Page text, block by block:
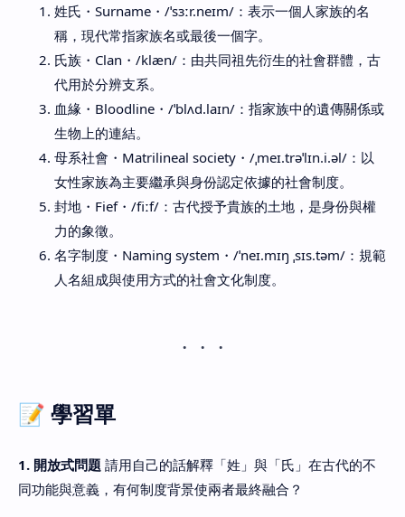
姓氏・Surname・/ˈsɜːr.neɪm/：表示一個人家族的名
稱，現代常指家族名或最後一個字。
氏族・Clan・/klæn/：由共同祖先衍生的社會群體，古
代用於分辨支系。
血緣・Bloodline・/ˈblʌd.laɪn/：指家族中的遺傳關係或
生物上的連結。
母系社會・Matrilineal society・/ˌmeɪ.trəˈlɪn.i.əl/：以
女性家族為主要繼承與身份認定依據的社會制度。
封地・Fief・/fiːf/：古代授予貴族的土地，是身份與權
力的象徵。
名字制度・Naming system・/ˈneɪ.mɪŋ ˌsɪs.təm/：規範
人名組成與使用方式的社會文化制度。
📝 學習單
1. 開放式問題 請用自己的話解釋「姓」與「氏」在古代的不
同功能與意義，有何制度背景使兩者最終融合？